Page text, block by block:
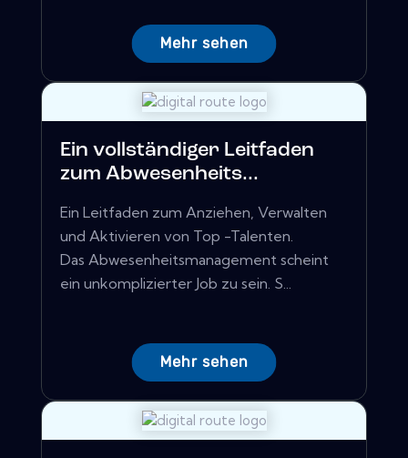
Mehr sehen
Ein vollständiger Leitfaden
zum Abwesenheits...
Ein Leitfaden zum Anziehen, Verwalten
und Aktivieren von Top -Talenten.
Das Abwesenheitsmanagement scheint
ein unkomplizierter Job zu sein. S...
Mehr sehen